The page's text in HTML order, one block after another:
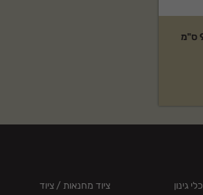
כלי גינון ציוד מחנאות / ציוד